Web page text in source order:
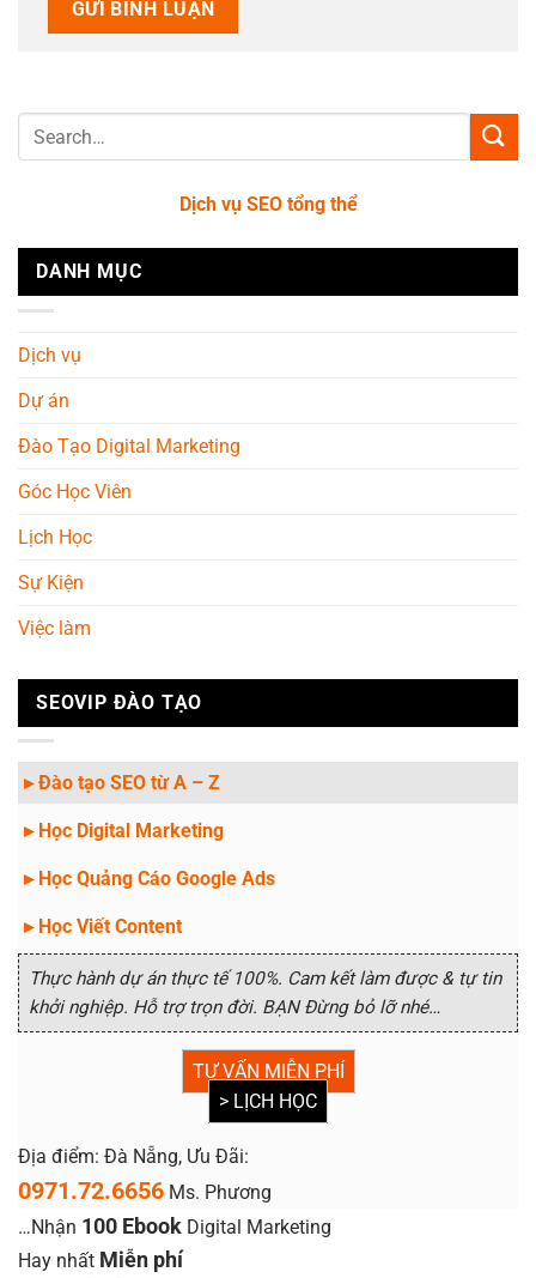
Dịch vụ SEO tổng thể
DANH MỤC
Dịch vụ
Dự án
Đào Tạo Digital Marketing
Góc Học Viên
Lịch Học
Sự Kiện
Việc làm
SEOVIP ĐÀO TẠO
▸ Đào tạo SEO từ A – Z
▸ Học Digital Marketing
▸ Học Quảng Cáo Google Ads
▸ Học Viết Content
Thực hành dự án thực tế 100%. Cam kết làm được & tự tin
khởi nghiệp. Hỗ trợ trọn đời. BẠN Đừng bỏ lỡ nhé…
TƯ VẤN MIỄN PHÍ
> LỊCH HỌC
Địa điểm: Đà Nẵng, Ưu Đãi:
0971.72.6656 Ms. Phương
…Nhận 100 Ebook Digital Marketing
Hay nhất Miễn phí